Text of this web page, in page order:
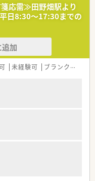
箋応需≫田野畑駅より
日8:30～17:30までの
加
未経験可 ブランク可